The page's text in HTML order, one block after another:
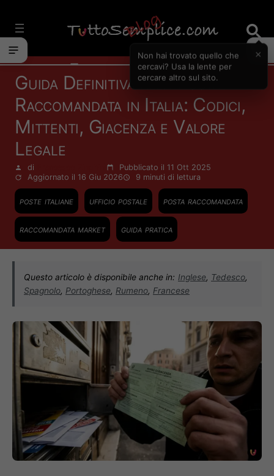
contenuto
Finanza Personale
Guida Definitiva alla Posta
Raccomandata in Italia: Codici,
Mittenti, Giacenza e Valore
Legale
di
Pubblicato il 11 Ott 2025
Aggiornato il 16 Giu 2026
9 minuti di lettura
poste italiane ufficio postale posta raccomandata
raccomandata market guida pratica
Questo articolo è disponibile anche in: Inglese, Tedesco,
Spagnolo, Portoghese, Rumeno, Francese
Non hai trovato quello che
cercavi? Usa la lente per
cercare altro sul sito.
×